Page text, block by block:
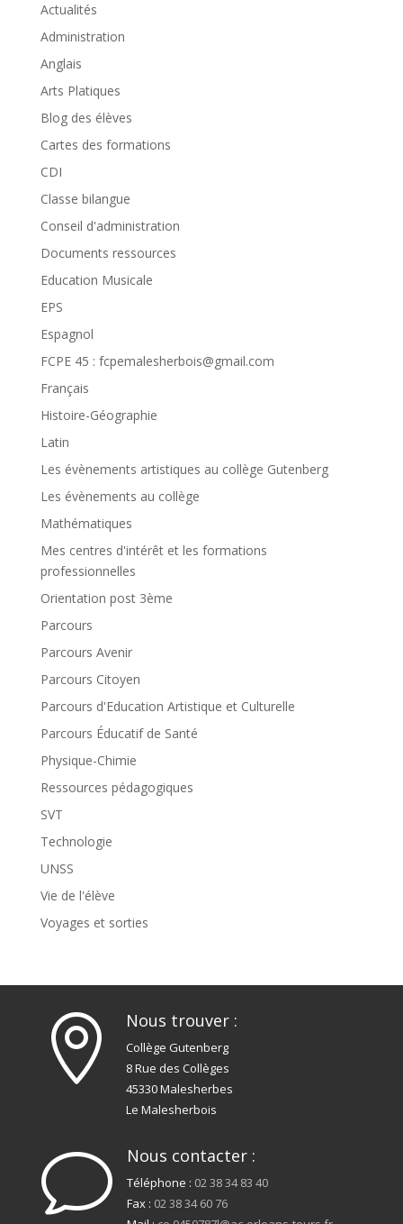
Actualités
Administration
Anglais
Arts Platiques
Blog des élèves
Cartes des formations
CDI
Classe bilangue
Conseil d'administration
Documents ressources
Education Musicale
EPS
Espagnol
FCPE 45 : fcpemalesherbois@gmail.com
Français
Histoire-Géographie
Latin
Les évènements artistiques au collège Gutenberg
Les évènements au collège
Mathématiques
Mes centres d'intérêt et les formations
professionnelles
Orientation post 3ème
Parcours
Parcours Avenir
Parcours Citoyen
Parcours d'Education Artistique et Culturelle
Parcours Éducatif de Santé
Physique-Chimie
Ressources pédagogiques
SVT
Technologie
UNSS
Vie de l'élève
Voyages et sorties
 Nous trouver :
Collège Gutenberg
8 Rue des Collèges
45330 Malesherbes
Le Malesherbois
v Nous contacter :
Téléphone : 02 38 34 83 40
Fax : 02 38 34 60 76